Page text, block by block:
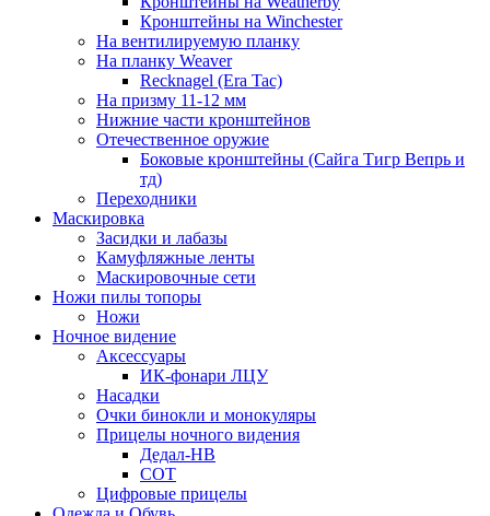
Кронштейны на Winchester
На вентилируемую планку
На планку Weaver
Recknagel (Era Tac)
На призму 11-12 мм
Нижние части кронштейнов
Отечественное оружие
Боковые кронштейны (Сайга Тигр Вепрь и
тд)
Переходники
Маскировка
Засидки и лабазы
Камуфляжные ленты
Маскировочные сети
Ножи пилы топоры
Ножи
Ночное видение
Аксессуары
ИК-фонари ЛЦУ
Насадки
Очки бинокли и монокуляры
Прицелы ночного видения
Дедал-НВ
СОТ
Цифровые прицелы